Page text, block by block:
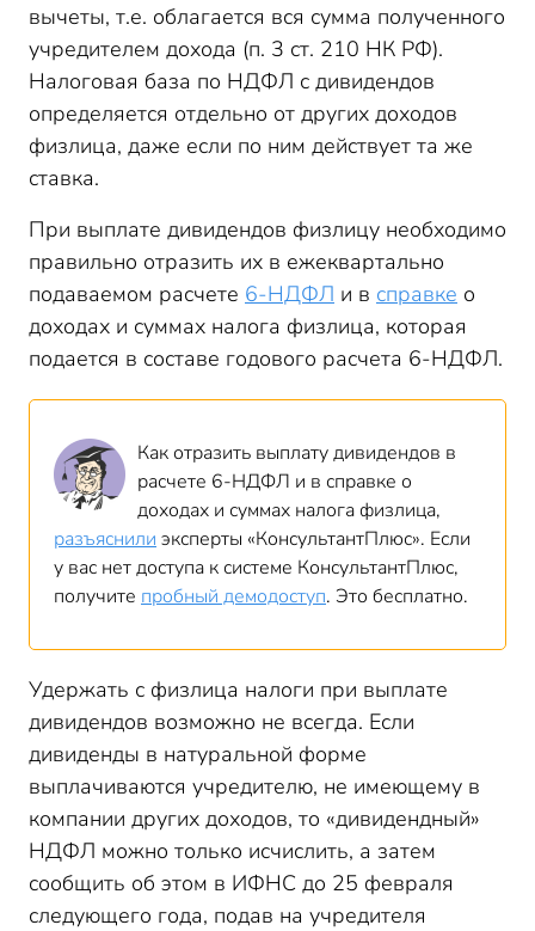
вычеты, т.е. облагается вся сумма полученного
учредителем дохода (п. 3 ст. 210 НК РФ).
Налоговая база по НДФЛ с дивидендов
определяется отдельно от других доходов
физлица, даже если по ним действует та же
ставка.
При выплате дивидендов физлицу необходимо
правильно отразить их в ежеквартально
подаваемом расчете 6-НДФЛ и в справке о
доходах и суммах налога физлица, которая
подается в составе годового расчета 6-НДФЛ.
Как отразить выплату дивидендов в
расчете 6-НДФЛ и в справке о
доходах и суммах налога физлица,
разъяснили эксперты «КонсультантПлюс». Если
у вас нет доступа к системе КонсультантПлюс,
получите пробный демодоступ. Это бесплатно.
Удержать с физлица налоги при выплате
дивидендов возможно не всегда. Если
дивиденды в натуральной форме
выплачиваются учредителю, не имеющему в
компании других доходов, то «дивидендный»
НДФЛ можно только исчислить, а затем
сообщить об этом в ИФНС до 25 февраля
следующего года, подав на учредителя